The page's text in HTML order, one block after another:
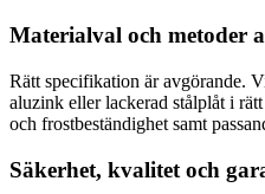
Materialval och metoder
Rätt specifikation är avgörande.
aluzink eller lackerad stålplåt i
och frostbeständighet samt
Säkerhet, kvalitet och